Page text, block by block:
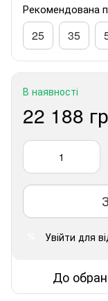
Рекомендована
25 35
В наявності
22 188
Увійти для
До